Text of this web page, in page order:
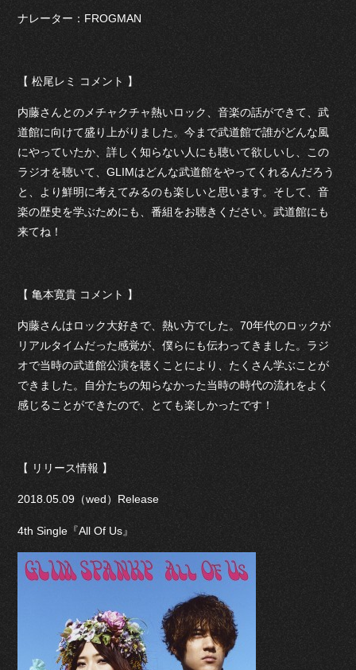
ナレーター：FROGMAN
【 松尾レミ コメント 】
内藤さんとのメチャクチャ熱いロック、音楽の話ができて、武
道館に向けて盛り上がりました。今まで武道館で誰がどんな風
にやっていたか、詳しく知らない人にも聴いて欲しいし、この
ラジオを聴いて、GLIMはどんな武道館をやってくれるんだろう
と、より鮮明に考えてみるのも楽しいと思います。そして、音
楽の歴史を学ぶためにも、番組をお聴きください。武道館にも
来てね！
【 亀本寛貴 コメント 】
内藤さんはロック大好きで、熱い方でした。70年代のロックが
リアルタイムだった感覚が、僕らにも伝わってきました。ラジ
オで当時の武道館公演を聴くことにより、たくさん学ぶことが
できました。自分たちの知らなかった当時の時代の流れをよく
感じることができたので、とても楽しかったです！
【 リリース情報 】
2018.05.09（wed）Release
4th Single『All Of Us』